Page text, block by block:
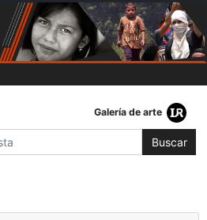
Galería de arte
Buscar